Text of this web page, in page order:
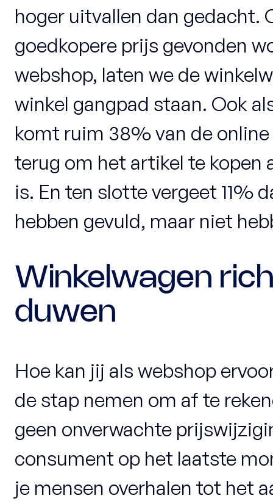
hoger uitvallen dan gedacht.
goedkopere prijs gevonden
webshop, laten we de
winkel gangpad staan. Ook
komt ruim 38% van de
terug om het artikel te kopen
is. En ten slotte vergeet 11%
hebben gevuld, maar niet
Winkelwagen
duwen
Hoe kan jij als webshop
de stap nemen om af te
geen onverwachte
consument op het laatste
je mensen overhalen tot het